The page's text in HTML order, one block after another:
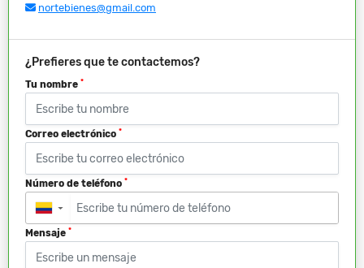
nortebienes@gmail.com
¿Prefieres que te contactemos?
Tu nombre *
Correo electrónico *
Número de teléfono *
▼
Mensaje *